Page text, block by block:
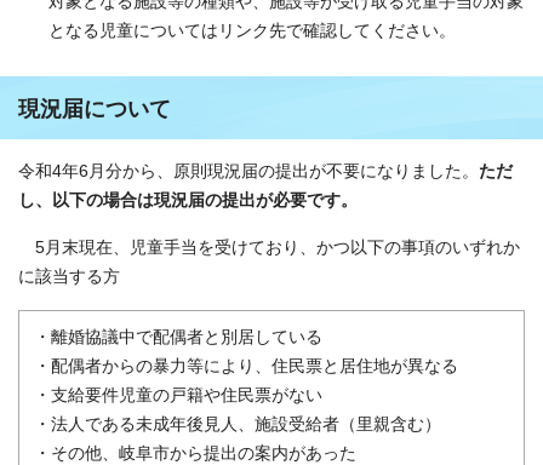
となる児童についてはリンク先で確認してください。
現況届について
令和4年6月分から、原則現況届の提出が不要になりました。 ただ
し、以下の場合は現況届の提出が必要です。
5月末現在、児童手当を受けており、かつ以下の事項のいずれか
に該当する方
・離婚協議中で配偶者と別居している
・配偶者からの暴力等により、住民票と居住地が異なる
・支給要件児童の戸籍や住民票がない
・法人である未成年後見人、施設受給者（里親含む）
・その他、岐阜市から提出の案内があった